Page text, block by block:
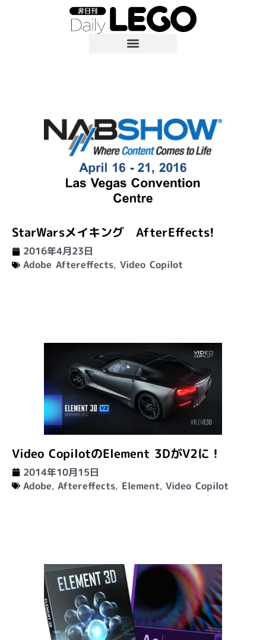
StarWarsメイキング AfterEffects!
2016年4月23日
Adobe Aftereffects, Video Copilot
Video CopilotのElement 3DがV2に！
2014年10月15日
Adobe,Aftereffects, Element, Video Copilot